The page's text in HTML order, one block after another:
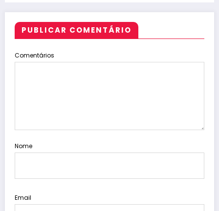
PUBLICAR COMENTÁRIO
Comentários
Nome
Email